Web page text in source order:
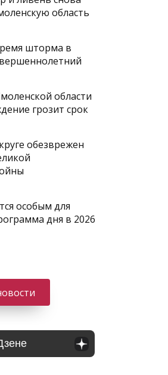
область
шторма в
области
грозит срок
обезврежен
особым для
дня в 2026